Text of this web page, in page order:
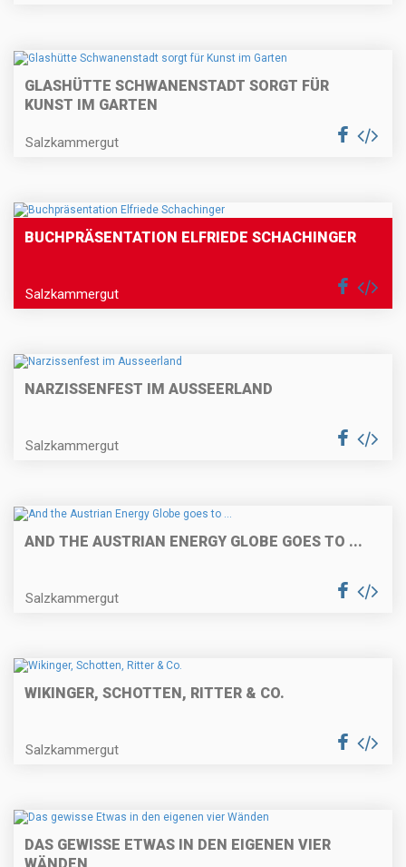
GLASHÜTTE SCHWANENSTADT SORGT FÜR
KUNST IM GARTEN
Salzkammergut
BUCHPRÄSENTATION ELFRIEDE SCHACHINGER
Salzkammergut
NARZISSENFEST IM AUSSEERLAND
Salzkammergut
AND THE AUSTRIAN ENERGY GLOBE GOES TO ...
Salzkammergut
WIKINGER, SCHOTTEN, RITTER & CO.
Salzkammergut
DAS GEWISSE ETWAS IN DEN EIGENEN VIER